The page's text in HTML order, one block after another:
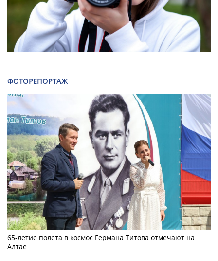
ФОТОРЕПОРТАЖ
65-летие полета в космос Германа Титова отмечают на
Алтае